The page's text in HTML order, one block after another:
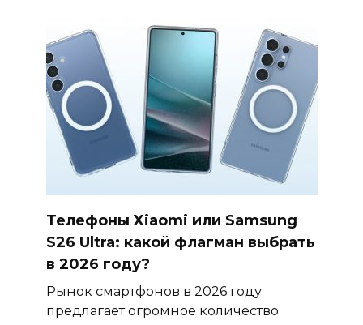
Телефоны Xiaomi или Samsung
S26 Ultra: какой флагман выбрать
в 2026 году?
Рынок смартфонов в 2026 году
предлагает огромное количество